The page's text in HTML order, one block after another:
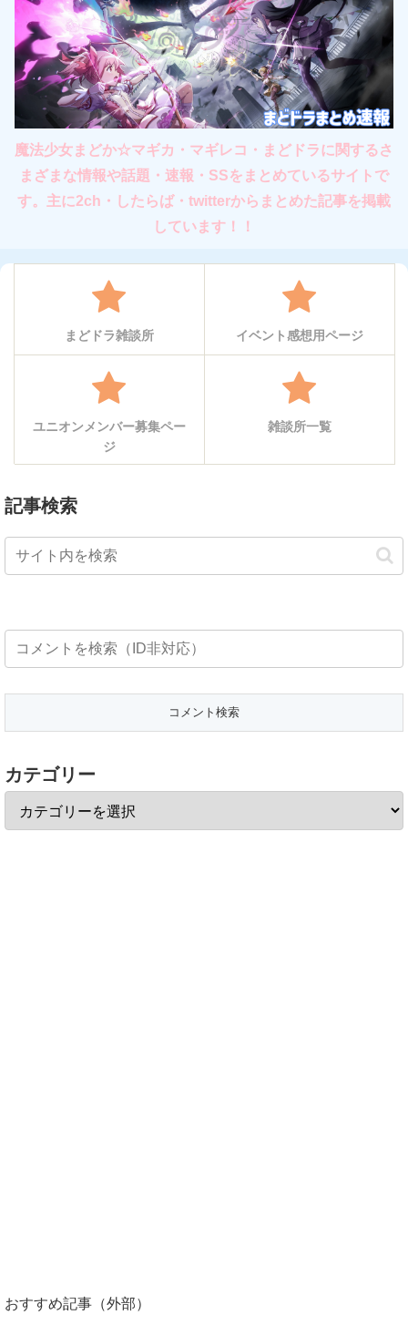
魔法少女まどか☆マギカ・マギレコ・まどドラに関するさ
まざまな情報や話題・速報・SSをまとめているサイトで
す。主に2ch・したらば・twitterからまとめた記事を掲載
しています！！
まどドラ雑談所 イベント感想用ページ
ユニオンメンバー募集ペー
ジ
雑談所一覧
記事検索
カテゴリー
おすすめ記事（外部）